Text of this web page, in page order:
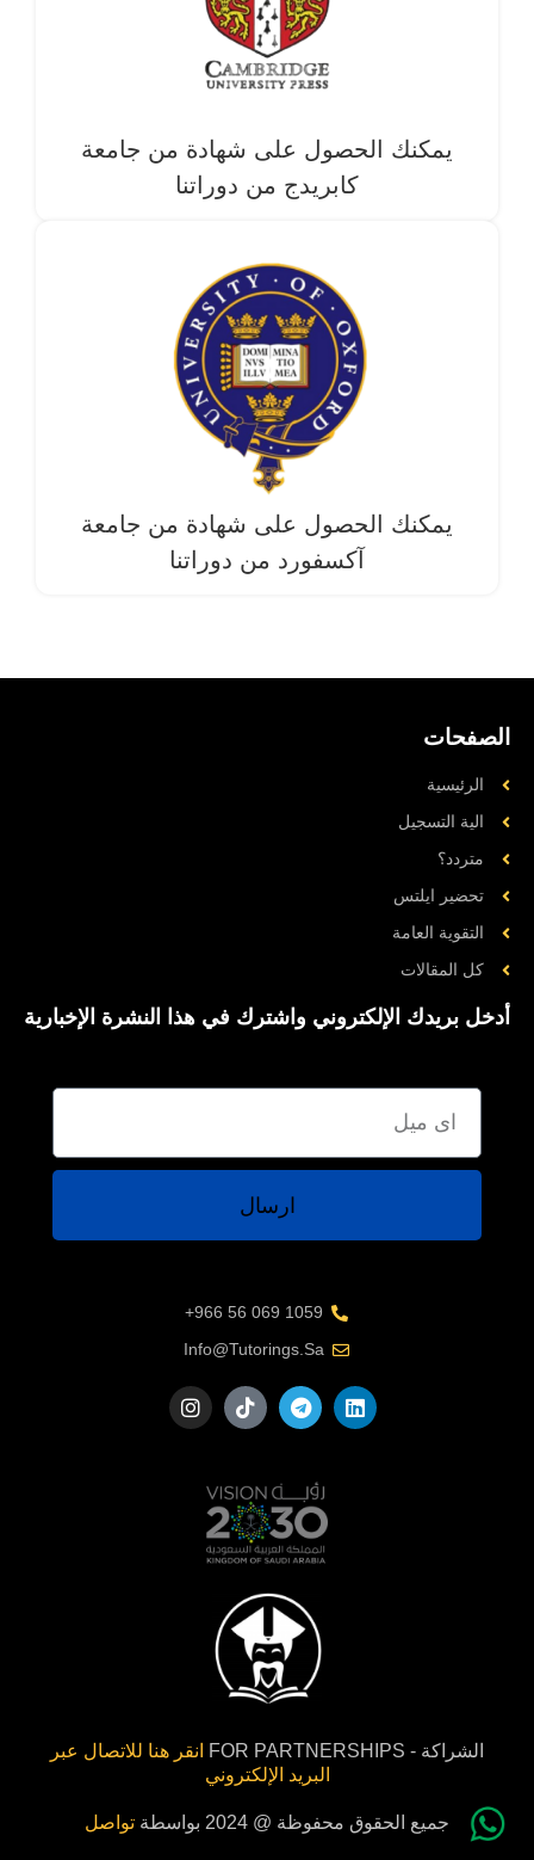
يمكنك الحصول على شهادة من جامعة
كابريدج من دوراتنا
يمكنك الحصول على شهادة من جامعة
آکسفورد من دوراتنا
الصفحات
الرئيسية
الية التسجيل
متردد؟
تحضیر ایلتس
التقوية العامة
کل المقالات
أدخل بريدك الإلكتروني واشترك في هذا النشرة الإخبارية
ارسال
1059 069 56 966+
Info@tutorings.sa
الشراكة - FOR PARTNERSHIPS
انقر هنا للاتصال عبر
البريد الإلكتروني
جميع الحقوق محفوظة @ 2024 بواسطة تواصل